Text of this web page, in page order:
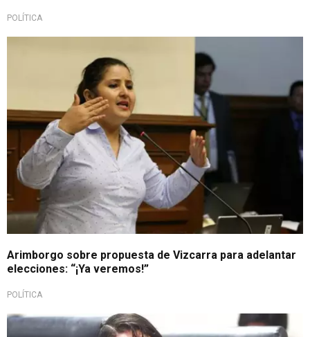
POLÍTICA
Arimborgo sobre propuesta de Vizcarra para adelantar
elecciones: “¡Ya veremos!”
POLÍTICA